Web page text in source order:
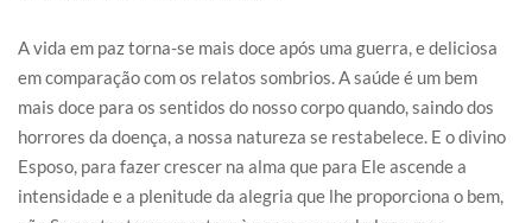
A vida em paz torna-se mais doce após uma guerra, e deliciosa
em comparação com os relatos sombrios. A saúde é um bem
mais doce para os sentidos do nosso corpo quando, saindo dos
horrores da doença, a nossa natureza se restabelece. E o divino
Esposo, para fazer crescer na alma que para Ele ascende a
intensidade e a plenitude da alegria que lhe proporciona o bem,